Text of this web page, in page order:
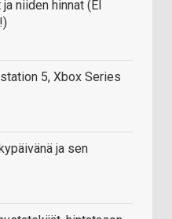
niiden hinnat (EI
5, Xbox Series
ja sen